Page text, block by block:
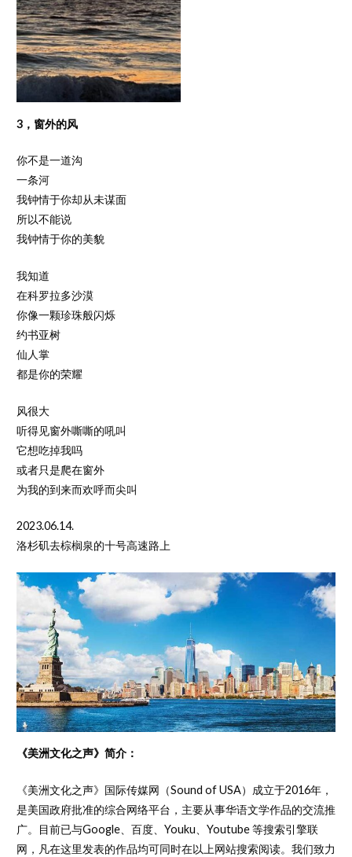
3，窗外的风
你不是一道沟
一条河
我钟情于你却从未谋面
所以不能说
我钟情于你的美貌
我知道
在科罗拉多沙漠
你像一颗珍珠般闪烁
约书亚树
仙人掌
都是你的荣耀
风很大
听得见窗外嘶嘶的吼叫
它想吃掉我吗
或者只是爬在窗外
为我的到来而欢呼而尖叫
2023.06.14.
洛杉矶去棕榈泉的十号高速路上
《美洲文化之声》 简介：
《美洲文化之声》国际传媒网（Sound of USA）成立于2016年，
是美国政府批准的综合网络平台，主要从事华语文学作品的交流推
广。目前已与Google、百度、Youku、Youtube 等搜索引擎联
网，凡在这里发表的作品均可同时在以上网站搜索阅读。我们致力